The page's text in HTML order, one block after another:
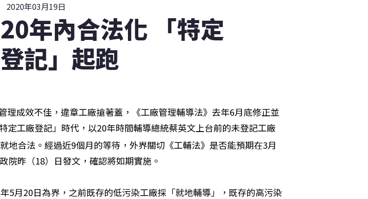
2020年03月19日
年內合法化 「特定
記」起跑
理成效不佳，違章工廠搶著蓋，《工廠管理輔導法》去年6月底修正並
定工廠登記」時代，以20年時間輔導總統蔡英文上台前的未登記工廠
地合法。經過近9個月的等待，外界關切《工輔法》是否能預期在3月
院昨（18）日發文，確認將如期實施。
年5月20日為界，之前既存的低污染工廠採「就地輔導」，既存的高污染